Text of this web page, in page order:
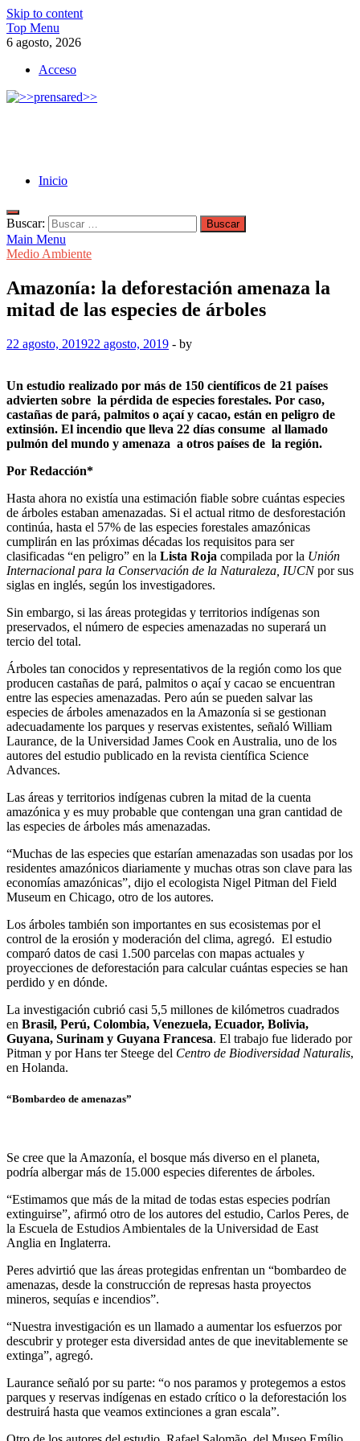
Skip to content
Top Menu
6 agosto, 2026
Acceso
Inicio
Buscar:
Main Menu
Medio Ambiente
Amazonía: la deforestación amenaza la
mitad de las especies de árboles
22 agosto, 201922 agosto, 2019 - by
Un estudio realizado por más de 150 científicos de 21 países
advierten sobre la pérdida de especies forestales. Por caso,
castañas de pará, palmitos o açaí y cacao, están en peligro de
extinsión. El incendio que lleva 22 días consume al llamado
pulmón del mundo y amenaza a otros países de la región.
Por Redacción*
Hasta ahora no existía una estimación fiable sobre cuántas especies
de árboles estaban amenazadas. Si el actual ritmo de desforestación
continúa, hasta el 57% de las especies forestales amazónicas
cumplirán en las próximas décadas los requisitos para ser
clasificadas “en peligro” en la Lista Roja compilada por la Unión
Internacional para la Conservación de la Naturaleza, IUCNpor sus
siglas en inglés, según los investigadores.
Sin embargo, si las áreas protegidas y territorios indígenas son
preservados, el número de especies amenazadas no superará un
tercio del total.
Árboles tan conocidos y representativos de la región como los que
producen castañas de pará, palmitos o açaí y cacao se encuentran
entre las especies amenazadas. Pero aún se pueden salvar las
especies de árboles amenazados en la Amazonía si se gestionan
adecuadamente los parques y reservas existentes, señaló William
Laurance, de la Universidad James Cook en Australia, uno de los
autores del estudio publicado en la revista científica Science
Advances.
Las áreas y territorios indígenas cubren la mitad de la cuenta
amazónica y es muy probable que contengan una gran cantidad de
las especies de árboles más amenazadas.
“Muchas de las especies que estarían amenazadas son usadas por los
residentes amazónicos diariamente y muchas otras son clave para las
economías amazónicas”, dijo el ecologista Nigel Pitman del Field
Museum en Chicago, otro de los autores.
Los árboles también son importantes en sus ecosistemas por el
control de la erosión y moderación del clima, agregó. El estudio
comparó datos de casi 1.500 parcelas con mapas actuales y
proyecciones de deforestación para calcular cuántas especies se han
perdido y en dónde.
La investigación cubrió casi 5,5 millones de kilómetros cuadrados
en Brasil, Perú, Colombia, Venezuela, Ecuador, Bolivia,
Guyana, Surinam y Guyana Francesa. El trabajo fue liderado por
Pitman y por Hans ter Steege del Centro de Biodiversidad Naturalis,
en Holanda.
“Bombardeo de amenazas”
Se cree que la Amazonía, el bosque más diverso en el planeta,
podría albergar más de 15.000 especies diferentes de árboles.
“Estimamos que más de la mitad de todas estas especies podrían
extinguirse”, afirmó otro de los autores del estudio, Carlos Peres, de
la Escuela de Estudios Ambientales de la Universidad de East
Anglia en Inglaterra.
Peres advirtió que las áreas protegidas enfrentan un “bombardeo de
amenazas, desde la construcción de represas hasta proyectos
mineros, sequías e incendios”.
“Nuestra investigación es un llamado a aumentar los esfuerzos por
descubrir y proteger esta diversidad antes de que inevitablemente se
extinga”, agregó.
Laurance señaló por su parte: “o nos paramos y protegemos a estos
parques y reservas indígenas en estado crítico o la deforestación los
destruirá hasta que veamos extinciones a gran escala”.